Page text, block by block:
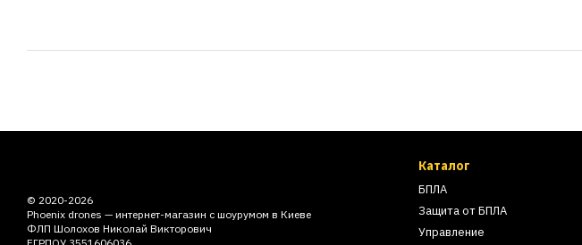
© 2020-2026
Phoenix drones — интернет-магазин с шоурумом в Киеве
ФЛП Шолохов Николай Викторович
Каталог
БПЛА
Защита от БПЛА
Управление